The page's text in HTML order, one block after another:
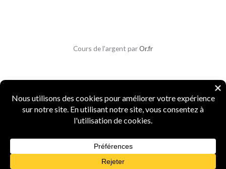
Cours de l'argent parOr.fr
Copyright © 2026 Parlons Monnaies
Mentions légales|CGV|CGU|Confidentialité|Sécurité
Numismate professionnel · 4 ans d'expertise · Marque INPIFR5156987 ·
· Spécialiste monnaies anciennes et métaux
précieux